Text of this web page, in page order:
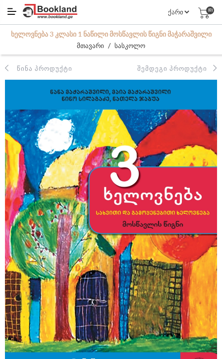
(0)
ᲮᲔᲚᲝᲕᲜᲔᲑᲐ 3 ᲙᲚᲐᲡᲘ 1 ᲜᲐᲬᲘᲚᲘ ᲛᲝᲡᲬᲐᲕᲚᲘᲡ ᲬᲘᲒᲜᲘ ᲛᲐᲭᲐᲠᲐᲨᲕᲘᲚᲘ
მთავარი / სასკოლო
ᲬᲘᲜᲐ ᲞᲠᲝᲓᲣᲥᲢᲘ ᲨᲔᲛᲓᲔᲒᲘ ᲞᲠᲝᲓᲣᲥᲢᲘ